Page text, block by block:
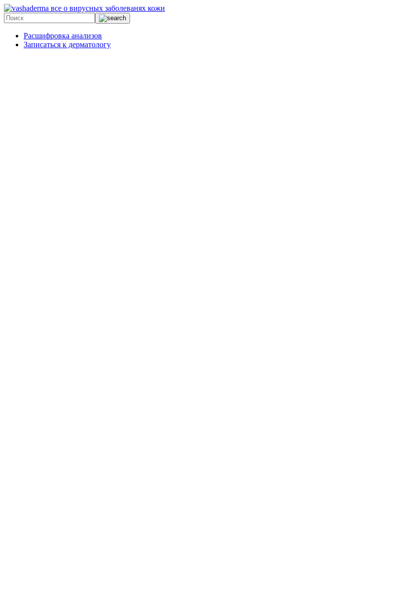
все о вирусных заболеванях кожи
Расшифровка анализов
Записаться к дерматологу